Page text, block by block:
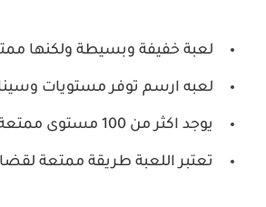
لعبة خفيفة وبسيطة ولكنها
لعبه ارسم توفر مستويات
يوجد اكثر من 100 مستوى ممتعة في اللعبة.
تعتبر اللعبة طريقة ممتعة